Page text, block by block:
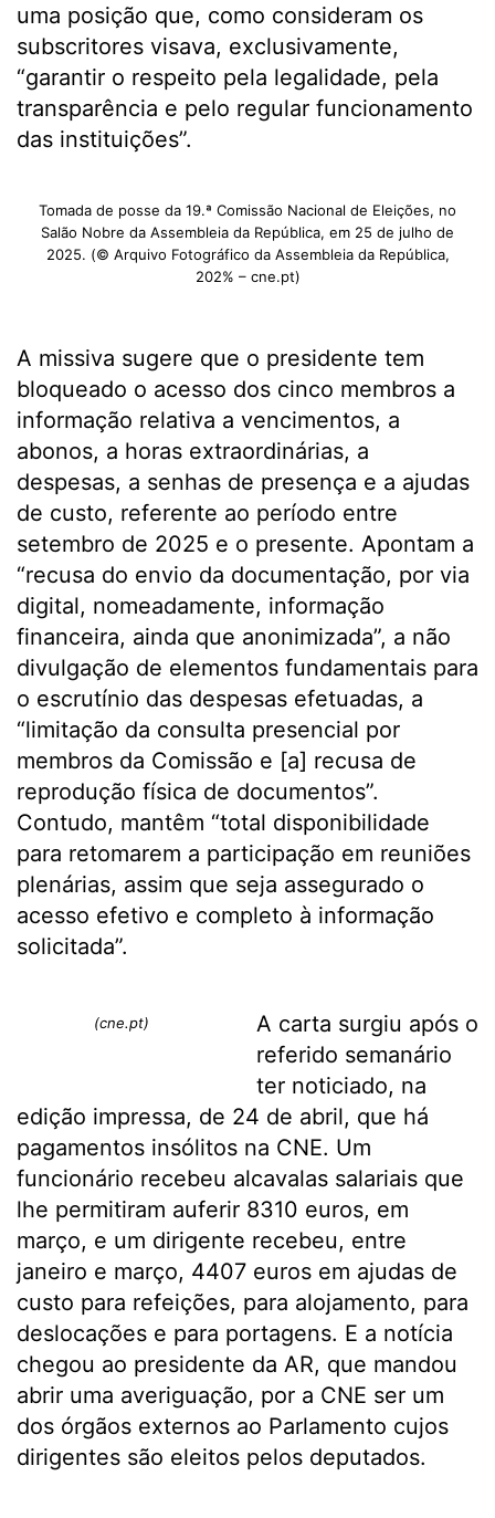
uma posição que, como consideram os
subscritores visava, exclusivamente,
“garantir o respeito pela legalidade, pela
transparência e pelo regular funcionamento
das instituições”.
Tomada de posse da 19.ª Comissão Nacional de Eleições, no
Salão Nobre da Assembleia da República, em 25 de julho de
2025. (© Arquivo Fotográfico da Assembleia da República,
202% – cne.pt)
A missiva sugere que o presidente tem
bloqueado o acesso dos cinco membros a
informação relativa a vencimentos, a
abonos, a horas extraordinárias, a
despesas, a senhas de presença e a ajudas
de custo, referente ao período entre
setembro de 2025 e o presente. Apontam a
“recusa do envio da documentação, por via
digital, nomeadamente, informação
financeira, ainda que anonimizada”, a não
divulgação de elementos fundamentais para
o escrutínio das despesas efetuadas, a
“limitação da consulta presencial por
membros da Comissão e [a] recusa de
reprodução física de documentos”.
Contudo, mantêm “total disponibilidade
para retomarem a participação em reuniões
plenárias, assim que seja assegurado o
acesso efetivo e completo à informação
solicitada”.
(cne.pt)
A carta surgiu após o
referido semanário
ter noticiado, na
edição impressa, de 24 de abril, que há
pagamentos insólitos na CNE. Um
funcionário recebeu alcavalas salariais que
lhe permitiram auferir 8310 euros, em
março, e um dirigente recebeu, entre
janeiro e março, 4407 euros em ajudas de
custo para refeições, para alojamento, para
deslocações e para portagens. E a notícia
chegou ao presidente da AR, que mandou
abrir uma averiguação, por a CNE ser um
dos órgãos externos ao Parlamento cujos
dirigentes são eleitos pelos deputados.